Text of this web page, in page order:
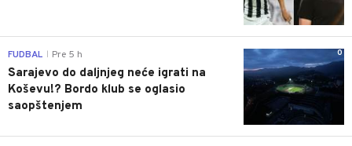
0
FUDBAL Pre 5 h
Sarajevo do daljnjeg neće igrati na
Koševu!? Bordo klub se oglasio
saopštenjem